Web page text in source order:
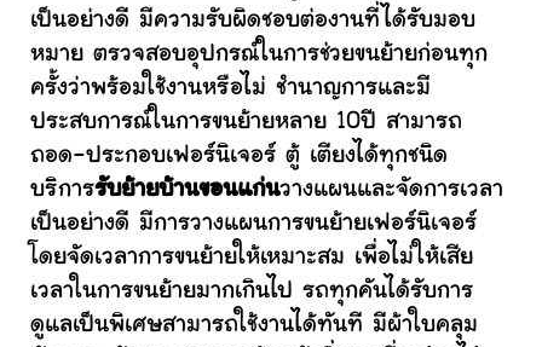
เป็นอย่างดี มีความรับผิดชอบต่องานที่ได้รับมอบ
หมาย ตรวจสอบอุปกรณ์ในการช่วยขนย้ายก่อนทุก
ครั้งว่าพร้อมใช้งานหรือไม่ ชำนาญการและมี
ประสบการณ์ในการขนย้ายหลาย 10ปี สามารถ
ถอด-ประกอบเฟอร์นิเจอร์ ตู้ เตียงได้ทุกชนิด
บริการรับย้ายบ้านขอนแก่นวางแผนและจัดการเวลา
เป็นอย่างดี มีการวางแผนการขนย้ายเฟอร์นิเจอร์
โดยจัดเวลาการขนย้ายให้เหมาะสม เพื่อไม่ให้เสีย
เวลาในการขนย้ายมากเกินไป รถทุกคันได้รับการ
ดูแลเป็นพิเศษสามารถใช้งานได้ทันที มีผ้าใบคลุม